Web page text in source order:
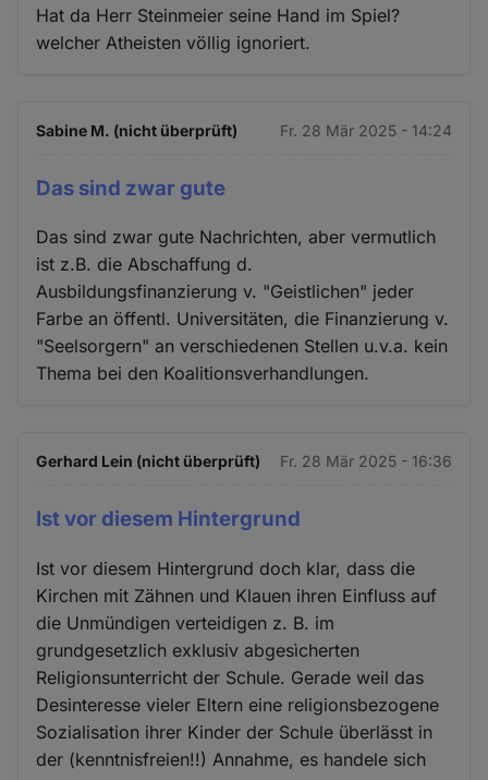
Hat da Herr Steinmeier seine Hand im Spiel?
welcher Atheisten völlig ignoriert.
Sabine M. (nicht überprüft) Fr. 28 Mär 2025 - 14:24
Das sind zwar gute
Das sind zwar gute Nachrichten, aber vermutlich
ist z.B. die Abschaffung d.
Ausbildungsfinanzierung v. "Geistlichen" jeder
Farbe an öffentl. Universitäten, die Finanzierung v.
"Seelsorgern" an verschiedenen Stellen u.v.a. kein
Thema bei den Koalitionsverhandlungen.
Gerhard Lein (nicht überprüft) Fr. 28 Mär 2025 - 16:36
Ist vor diesem Hintergrund
Ist vor diesem Hintergrund doch klar, dass die
Kirchen mit Zähnen und Klauen ihren Einfluss auf
die Unmündigen verteidigen z. B. im
grundgesetzlich exklusiv abgesìcherten
Religionsunterricht der Schule. Gerade weil das
Desinteresse vieler Eltern eine religionsbezogene
Sozialisation ihrer Kinder der Schule überlässt in
der (kenntnisfreien!!) Annahme, es handele sich